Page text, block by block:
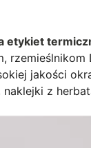
etykiet
jakości
z